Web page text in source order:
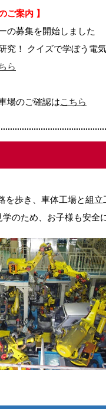
ご案内 】
の募集を開始しました
究！ クイズで学ぼう電気
ら
場のご確認はこちら
を歩き、車体工場と組立
のため、お子様も安全